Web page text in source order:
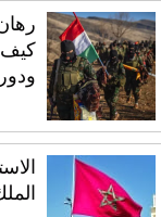
كيف